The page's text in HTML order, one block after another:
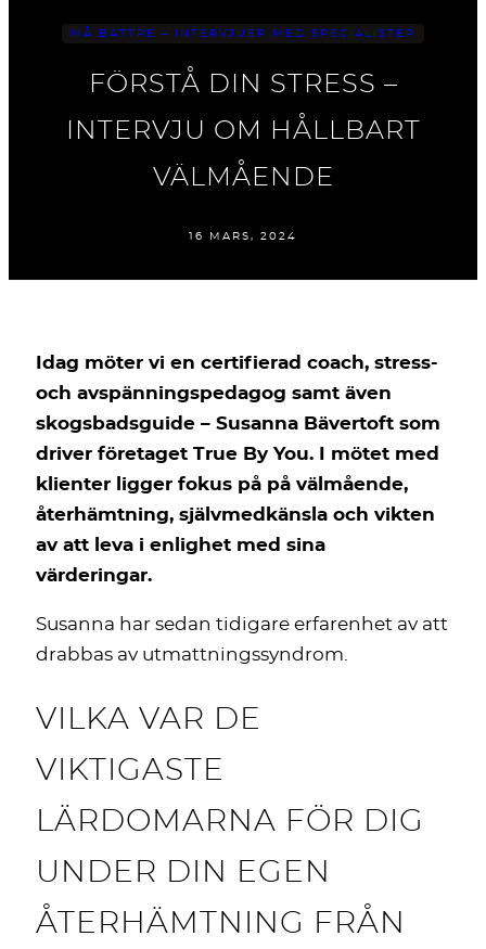
MÅ BÄTTRE – INTERVJUER MED SPECIALISTER
FÖRSTÅ DIN STRESS –
INTERVJU OM HÅLLBART
VÄLMÅENDE
16 MARS, 2024
Idag möter vi en certifierad coach, stress-
och avspänningspedagog samt även
skogsbadsguide – Susanna Bävertoft som
driver företaget True By You. I mötet med
klienter ligger fokus på på välmående,
återhämtning, självmedkänsla och vikten
av att leva i enlighet med sina
värderingar.
Susanna har sedan tidigare erfarenhet av att
drabbas av utmattningssyndrom.
VILKA VAR DE
VIKTIGASTE
LÄRDOMARNA FÖR DIG
UNDER DIN EGEN
ÅTERHÄMTNING FRÅN